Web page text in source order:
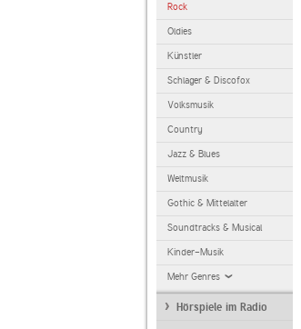
Rock
Oldies
Künstler
Schlager & Discofox
Volksmusik
Country
Jazz & Blues
Weltmusik
Gothic & Mittelalter
Soundtracks & Musical
Kinder-Musik
Mehr Genres
Hörspiele im Radio